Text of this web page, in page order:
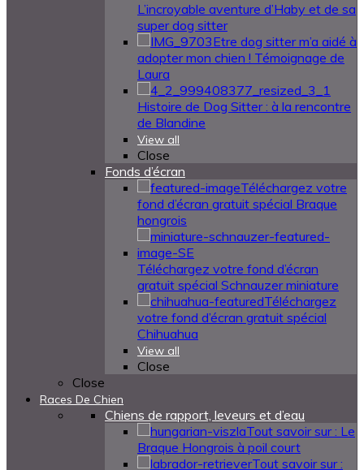
L’incroyable aventure d’Haby et de sa
super dog sitter
Etre dog sitter m’a aidé à
adopter mon chien ! Témoignage de
Laura
Histoire de Dog Sitter : à la rencontre
de Blandine
View all
Close
Fonds d’écran
Téléchargez votre
fond d’écran gratuit spécial Braque
hongrois
Téléchargez votre fond d’écran
gratuit spécial Schnauzer miniature
Téléchargez
votre fond d’écran gratuit spécial
Chihuahua
View all
Close
Close
Races De Chien
Chiens de rapport, leveurs et d’eau
Tout savoir sur : Le
Braque Hongrois à poil court
Tout savoir sur :